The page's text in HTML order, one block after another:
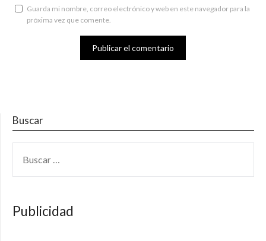
Guarda mi nombre, correo electrónico y web en este navegador para la
próxima vez que comente.
Buscar
Publicidad